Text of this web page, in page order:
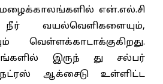
மழைக்காலங்களில் என்.எல்.சி
நீர் வயல்வெளிகளையும்,
வெள்ளக்காடாக்குகிறது.
இருந் து சல்பர்
ஆக்சைடு உள்ளிட்ட